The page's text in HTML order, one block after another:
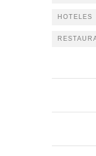
HOTELES